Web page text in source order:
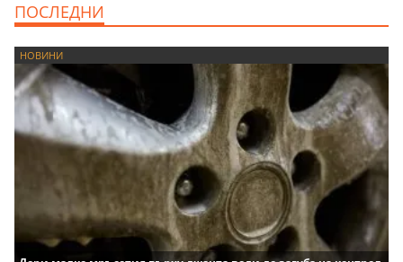
ПОСЛЕДНИ
НОВИНИ